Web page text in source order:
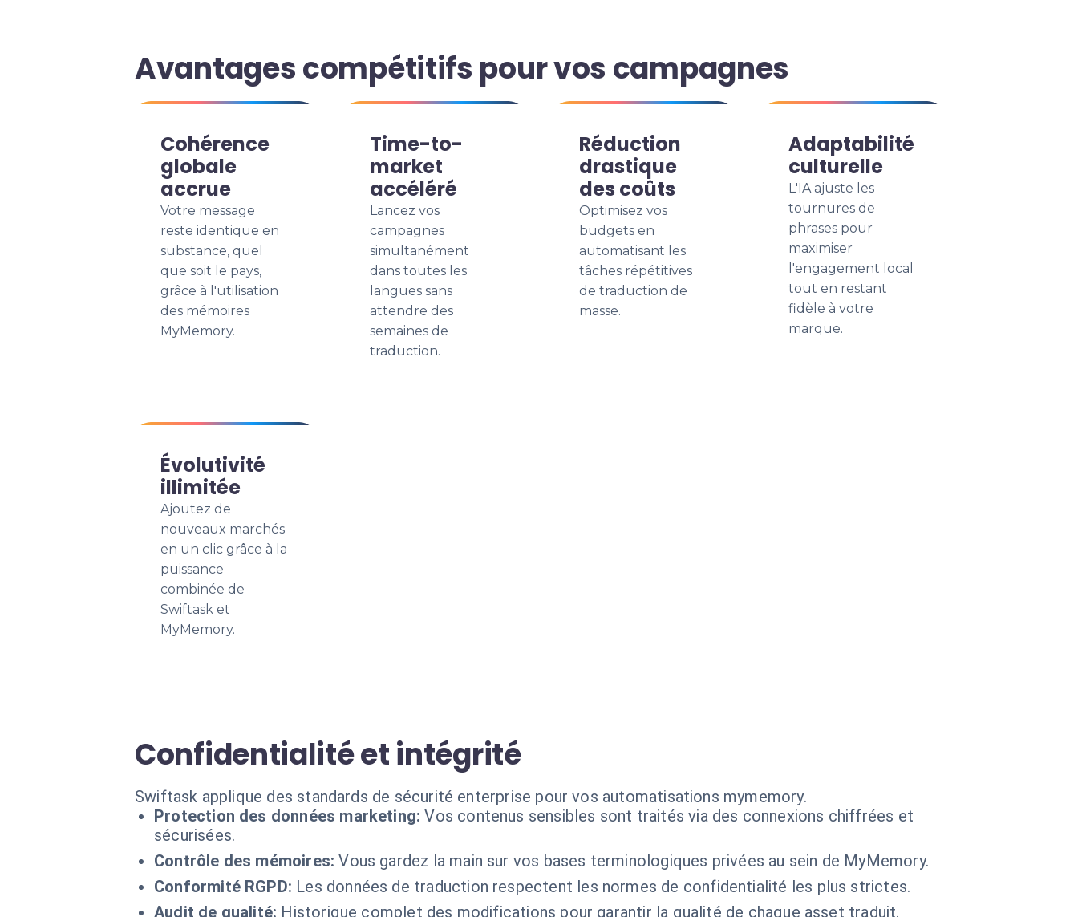
Avantages compétitifs pour vos campagnes
Cohérence
globale
accrue
Votre message
reste identique en
substance, quel
que soit le pays,
grâce à l'utilisation
des mémoires
MyMemory.
Time-to-
market
accéléré
Lancez vos
campagnes
simultanément
dans toutes les
langues sans
attendre des
semaines de
traduction.
Réduction
drastique
des coûts
Optimisez vos
budgets en
automatisant les
tâches répétitives
de traduction de
masse.
Adaptabilité
culturelle
L'IA ajuste les
tournures de
phrases pour
maximiser
l'engagement local
tout en restant
fidèle à votre
marque.
Évolutivité
illimitée
Ajoutez de
nouveaux marchés
en un clic grâce à la
puissance
combinée de
Swiftask et
MyMemory.
Confidentialité et intégrité
Swiftask applique des standards de sécurité enterprise pour vos automatisations mymemory.
Protection des données marketing: Vos contenus sensibles sont traités via des connexions chiffrées et
sécurisées.
Contrôle des mémoires: Vous gardez la main sur vos bases terminologiques privées au sein de MyMemory.
Conformité RGPD: Les données de traduction respectent les normes de confidentialité les plus strictes.
Audit de qualité: Historique complet des modifications pour garantir la qualité de chaque asset traduit.